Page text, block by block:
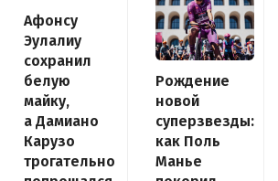
Афонсу
Эулалиу
сохранил
белую
майку,
а Дамиано
Карузо
трогательно
Рождение
новой
суперзвезды:
как Поль
Манье